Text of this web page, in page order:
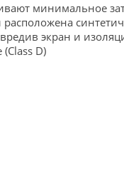
минимальное
экран и
D)